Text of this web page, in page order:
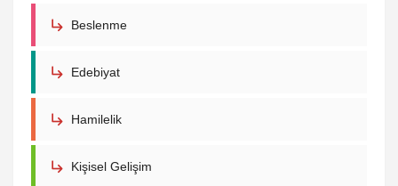
Beslenme
Edebiyat
Hamilelik
Kişisel Gelişim